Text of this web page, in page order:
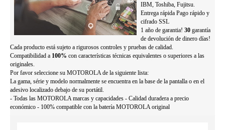
IBM, Toshiba, Fujitsu.
Entrega rápida Pago rápido y
cifrado SSL
1 año de garantia! 30 garantía
de devolución de dinero días!
Cada producto está sujeto a rigurosos controles y pruebas de calidad.
Compatibilidad a 100% con características técnicas equivalentes o superiores a las
originales.
Por favor seleccione su MOTOROLA de la siguiente lista:
La gama, série y modelo normalmente se encuentra en la base de la pantalla o en el
adesivo localizado debajo de su portátil.
- Todas las MOTOROLA marcas y capacidades - Calidad duradera a precio
económico - 100% compatible con la batería MOTOROLA original